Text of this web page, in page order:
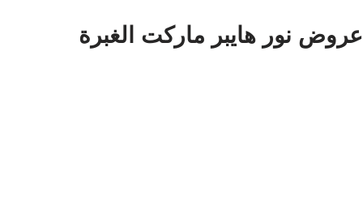
عروض نور هايبر ماركت الغبرة